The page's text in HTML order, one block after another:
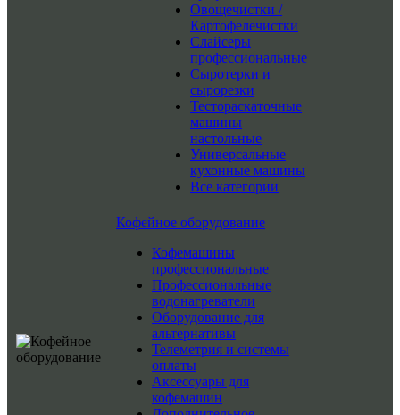
Овощечистки /
Картофелечистки
Слайсеры
профессиональные
Сыротерки и
сырорезки
Тестораскаточные
машины
настольные
Универсальные
кухонные машины
Все категории
Кофейное оборудование
Кофемашины
профессиональные
Профессиональные
водонагреватели
Оборудование для
альтернативы
Телеметрия и системы
оплаты
Аксессуары для
кофемашин